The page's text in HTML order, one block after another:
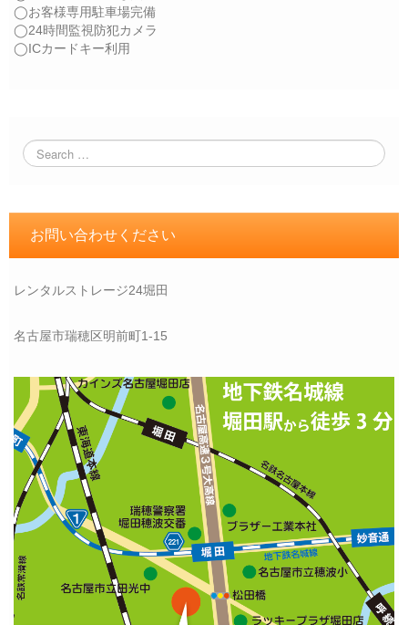
◯お客様専用駐車場完備
◯24時間監視防犯カメラ
◯ICカードキー利用
お問い合わせください
レンタルストレージ24堀田
名古屋市瑞穂区明前町1-15